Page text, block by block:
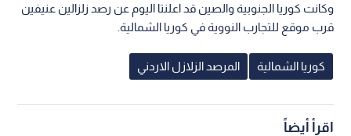
وكانت كوريا الجنوبية والصين قد اعلنتا اليوم عن رصد زلزالين عنيفين
قرب موقع للتجارب النووية في كوريا الشمالية.
كوريا الشمالية المرصد الزلازل الاردني
اقرأ أيضاً